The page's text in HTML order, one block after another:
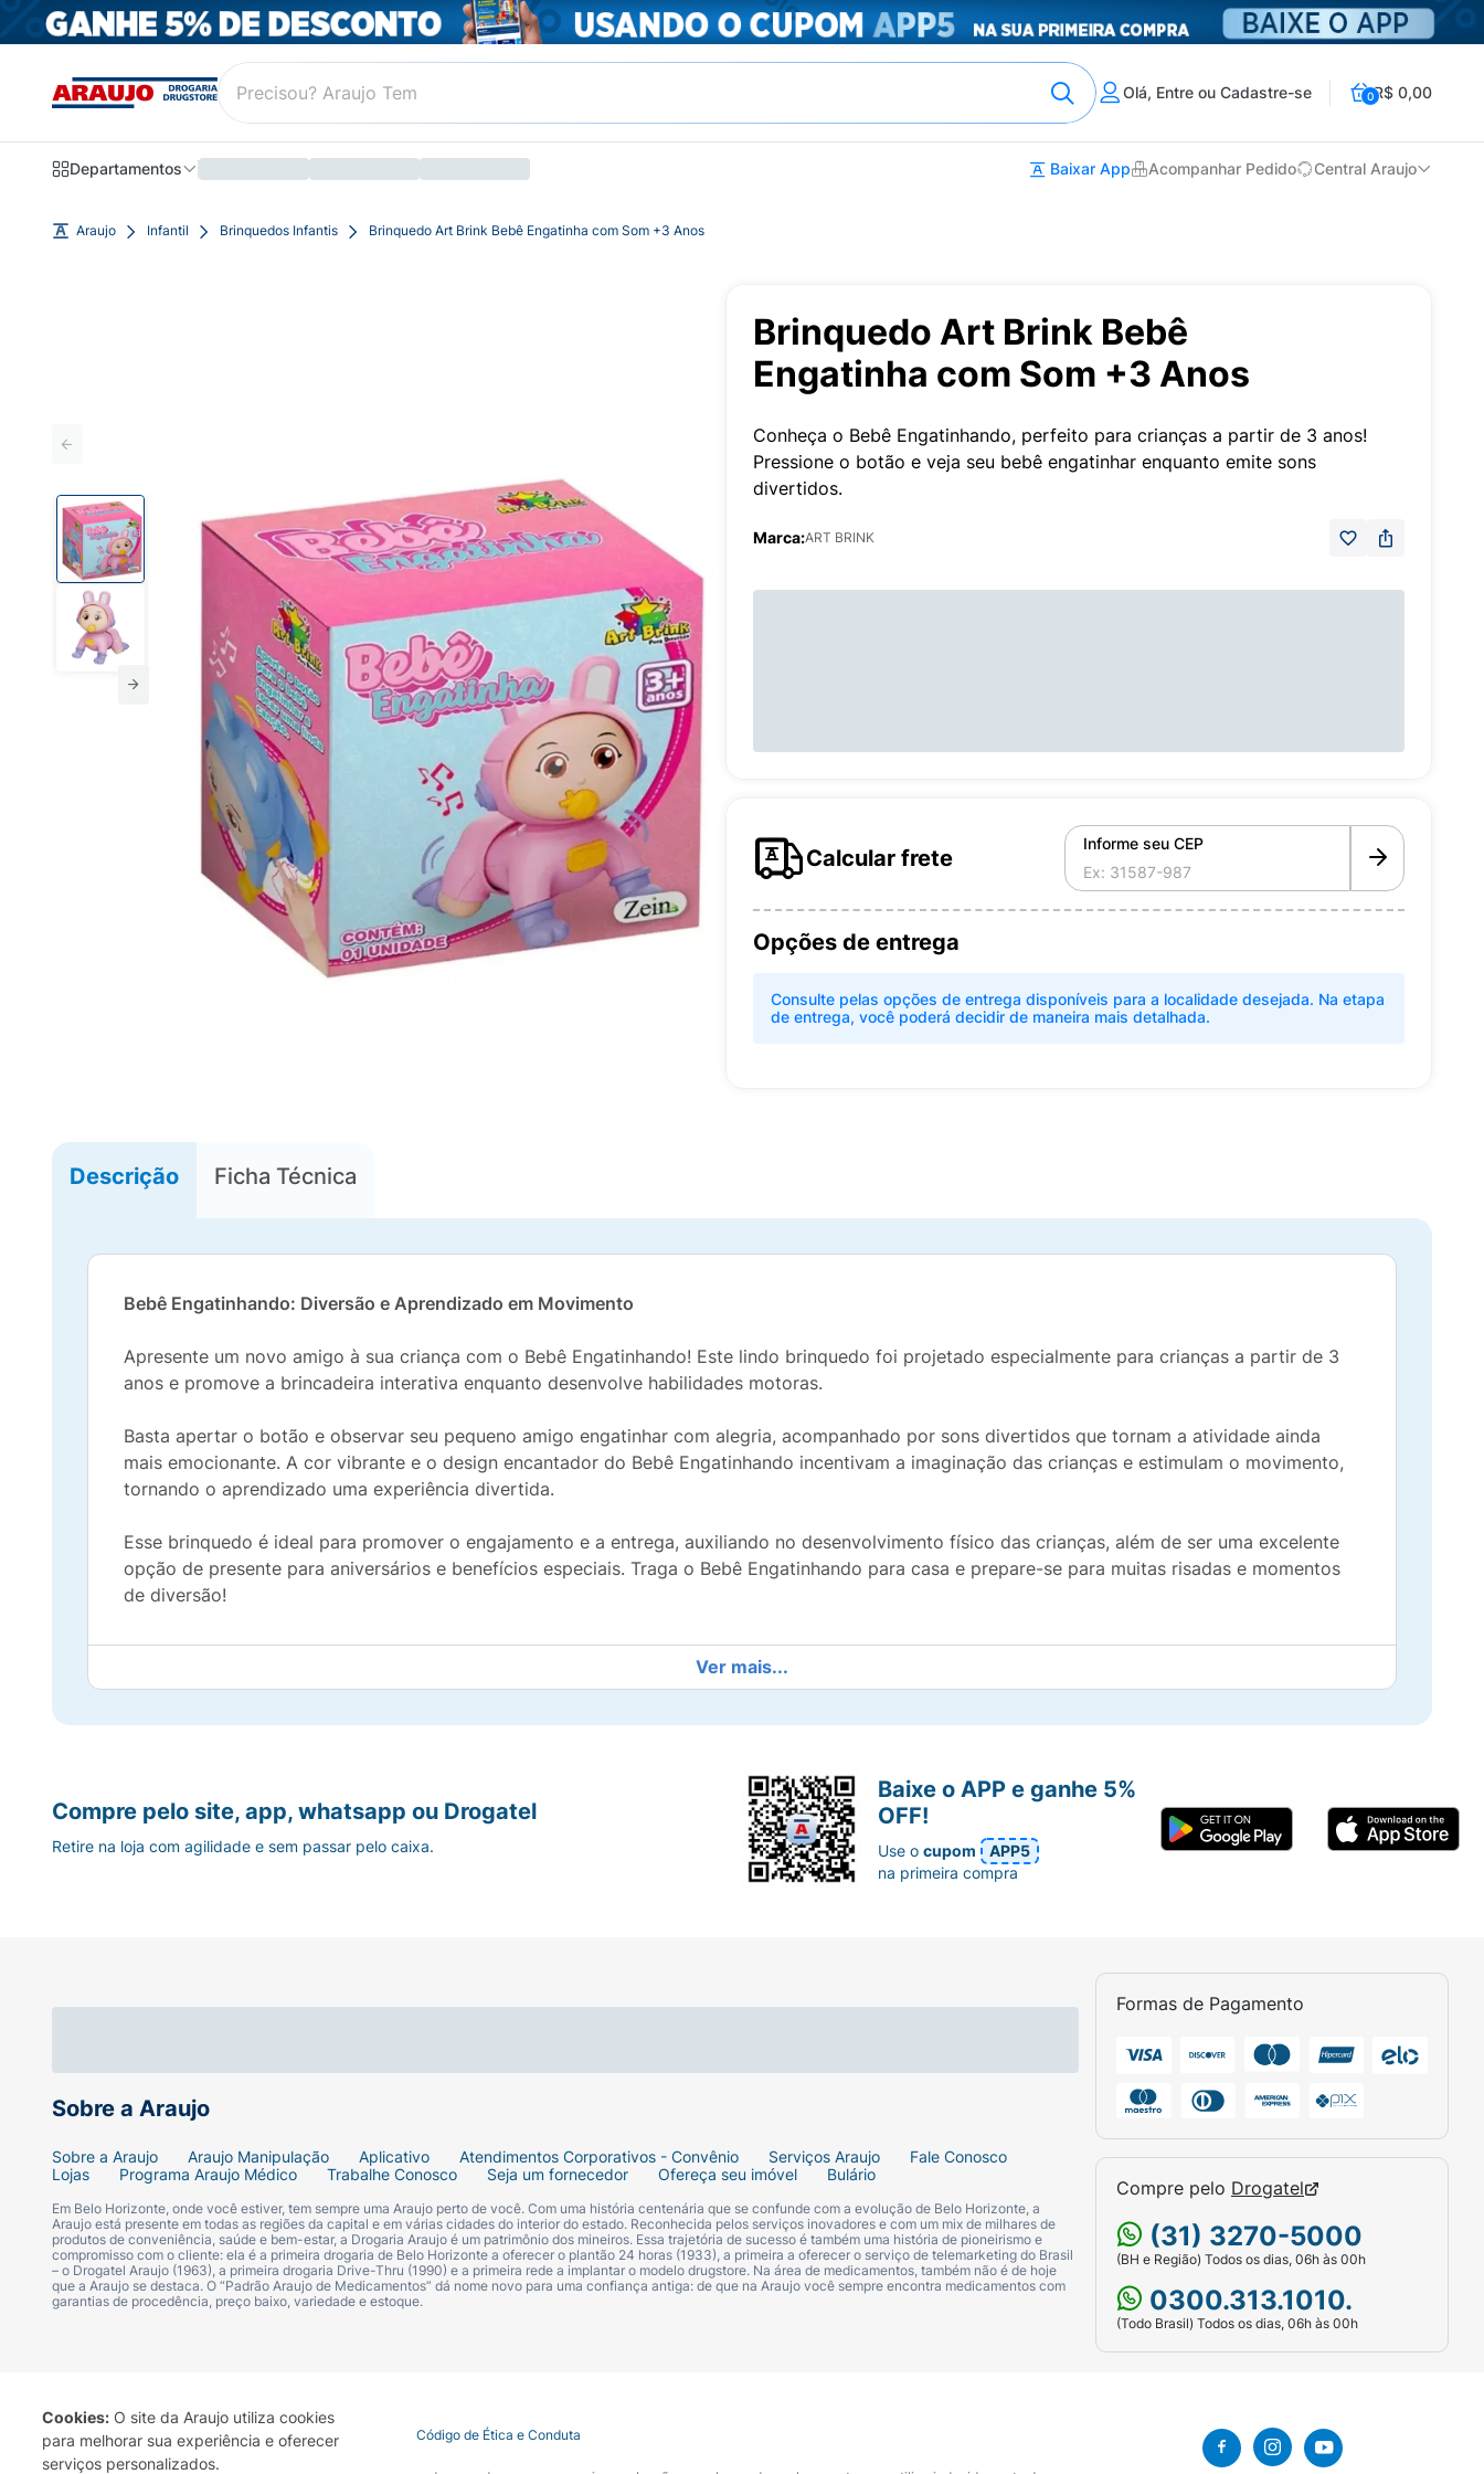
Cookies: O site da Araujo utiliza cookies
para melhorar sua experiência e oferecer
serviços personalizados.
Olá, Entre ou Cadastre-se 0R$ 0,00
Departamentos Baixar App Acompanhar Pedido Central Araujo
Araujo Infantil Brinquedos Infantis Brinquedo Art Brink Bebê Engatinha com Som +3 Anos
Brinquedo Art Brink Bebê
Engatinha com Som +3 Anos
Conheça o Bebê Engatinhando, perfeito para crianças a partir de 3 anos!
Pressione o botão e veja seu bebê engatinhar enquanto emite sons
divertidos.
Marca:ART BRINK
Calcular frete
Informe seu CEP
Opções de entrega
Consulte pelas opções de entrega disponíveis para a localidade desejada. Na etapa
de entrega, você poderá decidir de maneira mais detalhada.
Descrição Ficha Técnica
Bebê Engatinhando: Diversão e Aprendizado em Movimento
Apresente um novo amigo à sua criança com o Bebê Engatinhando! Este lindo brinquedo foi projetado especialmente para crianças a partir de 3
anos e promove a brincadeira interativa enquanto desenvolve habilidades motoras.
Basta apertar o botão e observar seu pequeno amigo engatinhar com alegria, acompanhado por sons divertidos que tornam a atividade ainda
mais emocionante. A cor vibrante e o design encantador do Bebê Engatinhando incentivam a imaginação das crianças e estimulam o movimento,
tornando o aprendizado uma experiência divertida.
Esse brinquedo é ideal para promover o engajamento e a entrega, auxiliando no desenvolvimento físico das crianças, além de ser uma excelente
opção de presente para aniversários e benefícios especiais. Traga o Bebê Engatinhando para casa e prepare-se para muitas risadas e momentos
de diversão!
Ver mais...
Sobre a Araujo
Sobre a Araujo Araujo Manipulação Aplicativo Atendimentos Corporativos - Convênio Serviços Araujo
Fale Conosco
Lojas
Programa Araujo Médico Trabalhe Conosco Seja um fornecedor Ofereça seu imóvel Bulário
Em Belo Horizonte, onde você estiver, tem sempre uma Araujo perto de você. Com uma história centenária que se confunde com a evolução de Belo Horizonte, a
Araujo está presente em todas as regiões da capital e em várias cidades do interior do estado. Reconhecida pelos serviços inovadores e com um mix de milhares de
produtos de conveniência, saúde e bem-estar, a Drogaria Araujo é um patrimônio dos mineiros. Essa trajetória de sucesso é também uma história de pioneirismo e
compromisso com o cliente: ela é a primeira drogaria de Belo Horizonte a oferecer o plantão 24 horas (1933), a primeira a oferecer o serviço de telemarketing do Brasil
– o Drogatel Araujo (1963), a primeira drogaria Drive-Thru (1990) e a primeira rede a implantar o modelo drugstore. Na área de medicamentos, também não é de hoje
que a Araujo se destaca. O “Padrão Araujo de Medicamentos” dá nome novo para uma confiança antiga: de que na Araujo você sempre encontra medicamentos com
garantias de procedência, preço baixo, variedade e estoque.
Formas de Pagamento
Compre pelo Drogatel
(31) 3270-5000
(BH e Região) Todos os dias, 06h às 00h
0300.313.1010.
(Todo Brasil) Todos os dias, 06h às 00h
Compre pelo site, app, whatsapp ou Drogatel
Retire na loja com agilidade e sem passar pelo caixa.
Baixe o APP e ganhe 5%
OFF!
Use ocupom
APP5
na primeira compra
Termo de Uso Portal da Privacidade Covid-19 Código de Ética e Conduta